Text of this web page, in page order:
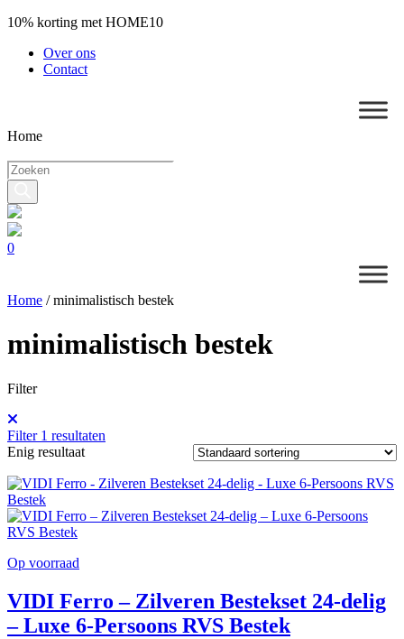
10% korting met HOME10
Over ons
Contact
Home
Producten
zoeken
0
Home /minimalistisch bestek
minimalistisch bestek
Filter
Filter 1 resultaten
Enig resultaat
Op voorraad
VIDI Ferro – Zilveren Bestekset 24-delig
– Luxe 6-Persoons RVS Bestek